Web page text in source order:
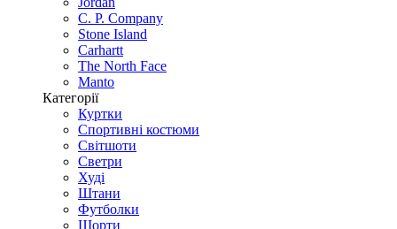
C. P. Company
Stone Island
Carhartt
The North Face
Manto
Категорії
Куртки
Спортивні костюми
Світшоти
Светри
Худі
Штани
Футболки
Шорти